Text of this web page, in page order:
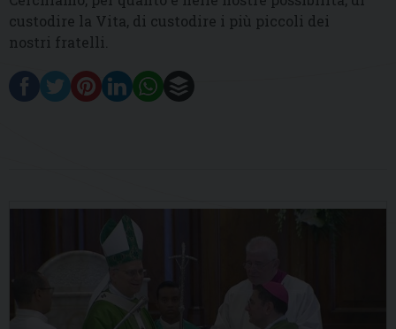
custodire la Vita, di custodire i più piccoli dei
nostri fratelli.